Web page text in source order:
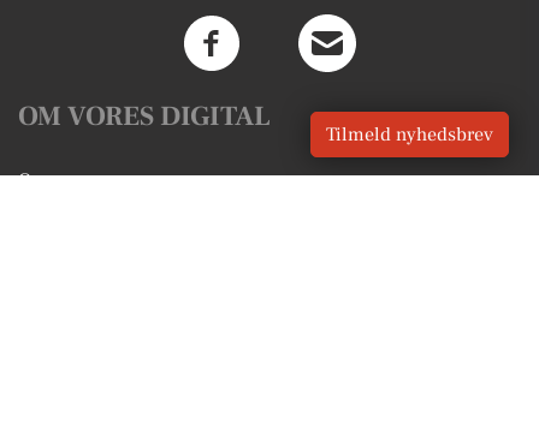
OM VORES DIGITAL
Om os
Tilmeld nyhedsbrev